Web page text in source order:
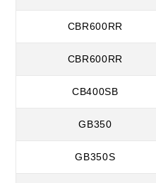
CBR600RR
CBR600RR
CB400SB
GB350
GB350S